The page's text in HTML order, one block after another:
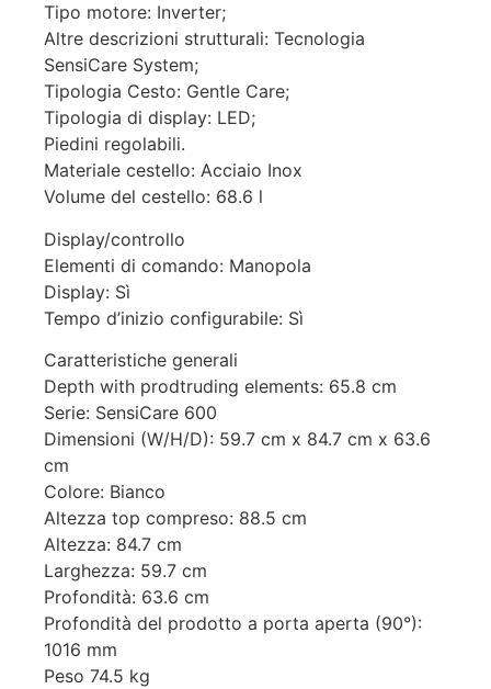
Tipo motore: Inverter;
Altre descrizioni strutturali: Tecnologia
SensiCare System;
Tipologia Cesto: Gentle Care;
Tipologia di display: LED;
Piedini regolabili.
Materiale cestello: Acciaio Inox
Volume del cestello: 68.6 l
Display/controllo
Elementi di comando: Manopola
Display: Sì
Tempo d’inizio configurabile: Sì
Caratteristiche generali
Depth with prodtruding elements: 65.8 cm
Serie: SensiCare 600
Dimensioni (W/H/D): 59.7 cm x 84.7 cm x 63.6
cm
Colore: Bianco
Altezza top compreso: 88.5 cm
Altezza: 84.7 cm
Larghezza: 59.7 cm
Profondità: 63.6 cm
Profondità del prodotto a porta aperta (90°):
1016 mm
Peso 74.5 kg